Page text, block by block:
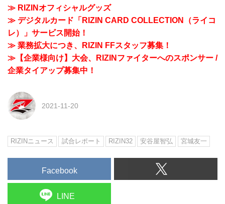
≫ RIZINオフィシャルグッズ
≫ デジタルカード「RIZIN CARD COLLECTION（ライコ
レ）」サービス開始！
≫ 業務拡大につき、RIZIN FFスタッフ募集！
≫【企業様向け】大会、RIZINファイターへのスポンサー /
企業タイアップ募集中！
2021-11-20
RIZINニュース 試合レポート RIZIN32 安谷屋智弘 宮城友一
Facebook
LINE